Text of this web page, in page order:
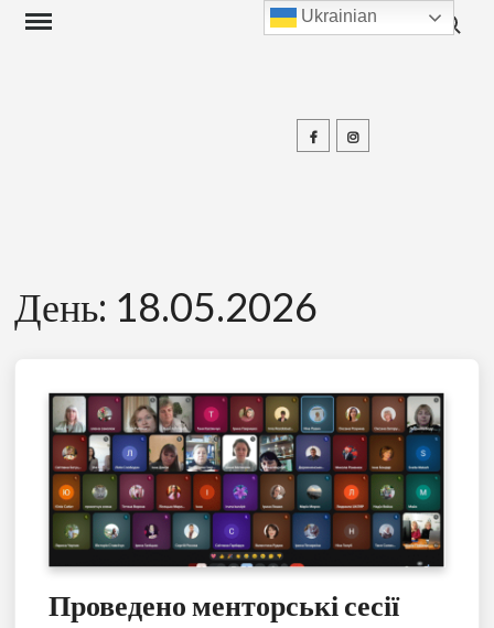
Skip
Search
FacebookInstagram
День: 18.05.2026
Проведено менторські сесії
Ukrainian